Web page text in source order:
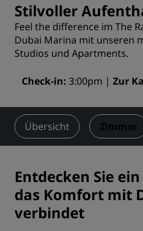
Stilvoller
Feel the difference im The
Dubai Marina mit unseren
Studios und Apartments.
Check-in 3:00pm Zur
Übersicht Zimmer
Entdecken Sie
das Komfort mit
verbindet